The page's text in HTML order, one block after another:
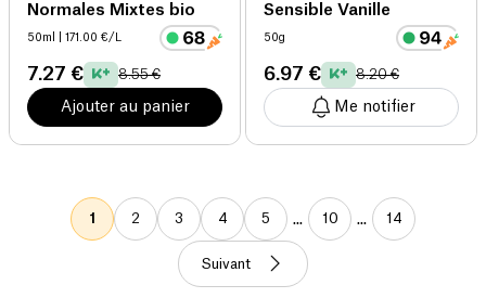
Normales Mixtes bio
50ml | 171.00 €/L
7.27 € 8.55 €
Ajouter au panier
Sensible Vanille
50g
6.97 € 8.20 €
Me notifier
1 2 3 4 5 ... 10 ... 14
Suivant